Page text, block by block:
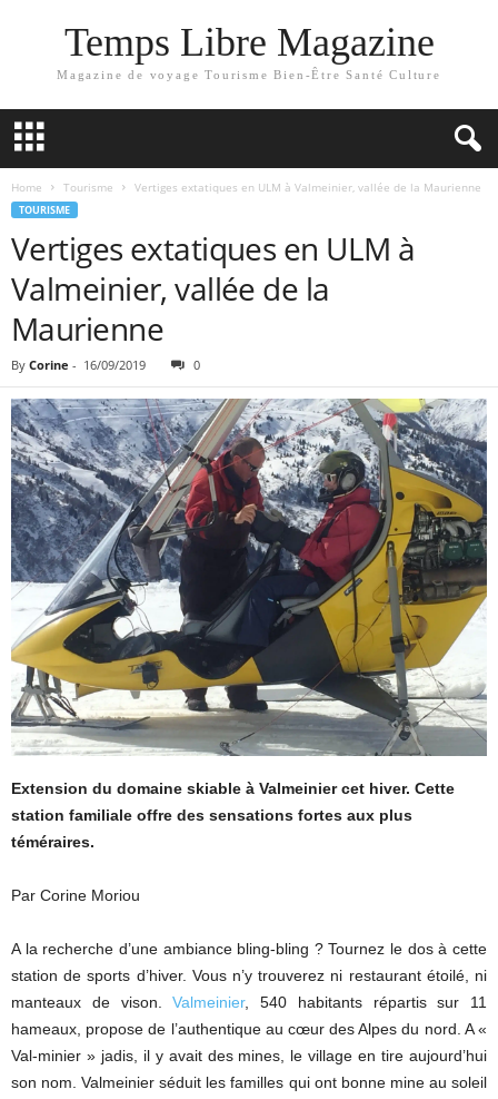
Temps Libre Magazine
Magazine de voyage Tourisme Bien-Être Santé Culture
Home Tourisme Vertiges extatiques en ULM à Valmeinier, vallée de la Maurienne
TOURISME
Vertiges extatiques en ULM à
Valmeinier, vallée de la
Maurienne
By Corine - 16/09/2019 0
Extension du domaine skiable à Valmeinier cet hiver. Cette
station familiale offre des sensations fortes aux plus
téméraires.
Par Corine Moriou
A la recherche d’une ambiance bling-bling ? Tournez le dos à cette
station de sports d’hiver. Vous n’y trouverez ni restaurant étoilé, ni
manteaux de vison.Valmeinier, 540 habitants répartis sur 11
hameaux, propose de l’authentique au cœur des Alpes du nord. A «
Val-minier » jadis, il y avait des mines, le village en tire aujourd’hui
son nom. Valmeinier séduit les familles qui ont bonne mine au soleil